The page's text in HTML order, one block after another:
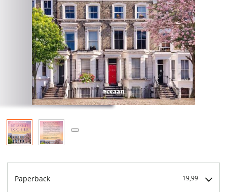
Paperback 19,99